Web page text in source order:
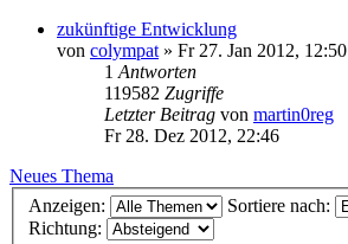
zukünftige Entwicklung
von colympat » Fr 27. Jan 2012, 12:50
1 Antworten
119582 Zugriffe
Letzter Beitrag von martin0reg
Fr 28. Dez 2012, 22:46
Neues Thema
Anzeigen:
Sortiere nach:
Richtung: